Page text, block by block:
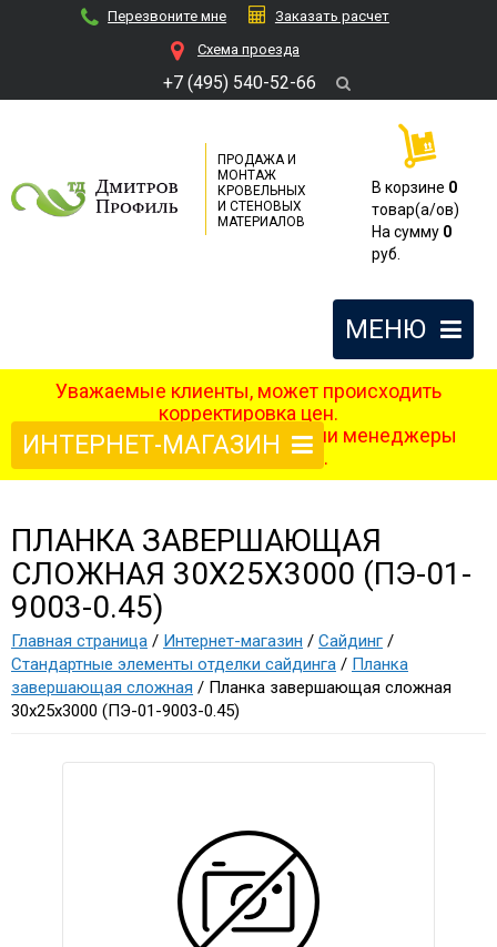
Перезвоните мне
Заказать расчет
Cхема проезда
+7 (495) 540-52-66
ПРОДАЖА И
МОНТАЖ
КРОВЕЛЬНЫХ
И СТЕНОВЫХ
МАТЕРИАЛОВ
В корзине 0
товар(a/ов)
На сумму 0
руб.
МЕНЮ
Уважаемые клиенты, может происходить
корректировка цен.
После оформления заказа наши менеджеры
свяжутся с вами.
ИНТЕРНЕТ-МАГАЗИН
ПЛАНКА ЗАВЕРШАЮЩАЯ
СЛОЖНАЯ 30Х25Х3000 (ПЭ-01-
9003-0.45)
Главная страница / Интернет-магазин / Сайдинг /
Стандартные элементы отделки сайдинга / Планка
завершающая сложная / Планка завершающая сложная
30х25х3000 (ПЭ-01-9003-0.45)